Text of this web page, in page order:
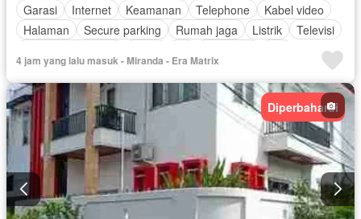
Garasi
Internet Keamanan Telephone
Kabel video
Halaman
Secure parking Rumah jaga Listrik
Televisi
Pemandangan panorama
Cctv Tanpa perabotan
4 jam yang lalu masuk - Miranda - Era Matrix
Diperbaharui